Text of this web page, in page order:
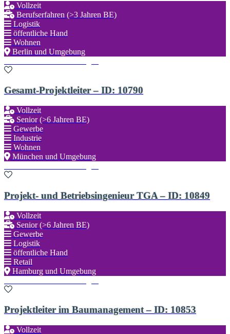
Vollzeit
Berufserfahren (>3 Jahren BE)
Logistik
öffentliche Hand
Wohnen
Berlin und Umgebung
Gesamt-Projektleiter – ID: 10790
Vollzeit
Senior (>6 Jahren BE)
Gewerbe
Industrie
Wohnen
München und Umgebung
Projekt- und Betriebsingenieur TGA – ID: 10849
Vollzeit
Senior (>6 Jahren BE)
Gewerbe
Logistik
öffentliche Hand
Retail
Hamburg und Umgebung
Projektleiter im Baumanagement – ID: 10853
Vollzeit